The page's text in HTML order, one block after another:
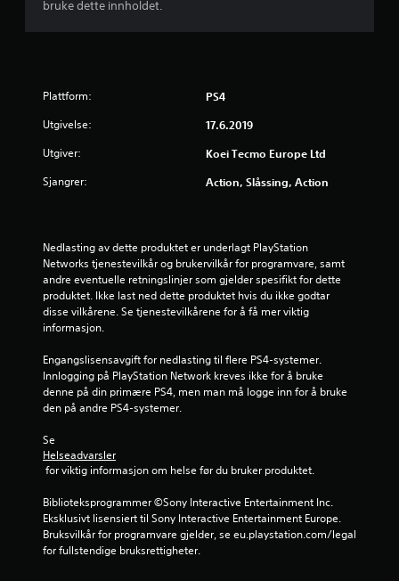
g
5
s
j
e
e
5
bruke dette innholdet.
Plattform: PS4
Utgivelse: 17.6.2019
Utgiver: Koei Tecmo Europe Ltd
Sjangrer: Action, Slåssing, Action
Nedlasting av dette produktet er underlagt PlayStation
Networks tjenestevilkår og brukervilkår for programvare, samt
andre eventuelle retningslinjer som gjelder spesifikt for dette
produktet. Ikke last ned dette produktet hvis du ikke godtar
disse vilkårene. Se tjenestevilkårene for å få mer viktig
informasjon.
Engangslisensavgift for nedlasting til flere PS4-systemer.
Innlogging på PlayStation Network kreves ikke for å bruke
denne på din primære PS4, men man må logge inn for å bruke
den på andre PS4-systemer.
Se
Helseadvarsler
for viktig informasjon om helse før du bruker produktet.
Biblioteksprogrammer ©Sony Interactive Entertainment Inc.
Eksklusivt lisensiert til Sony Interactive Entertainment Europe.
Bruksvilkår for programvare gjelder, se eu.playstation.com/legal
for fullstendige bruksrettigheter.